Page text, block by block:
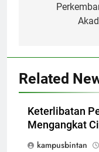
Related
Keterlibatan
Mengangkat
kampusbintan